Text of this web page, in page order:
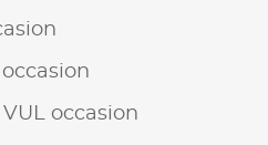
occasion